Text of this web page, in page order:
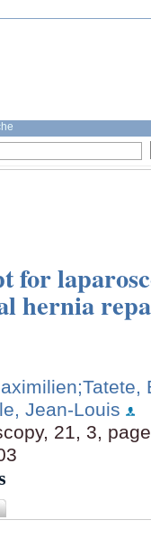
for
hernia
;Tatete,
Jean-Louis
21, 3,